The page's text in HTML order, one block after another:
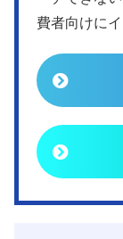
費者向けに